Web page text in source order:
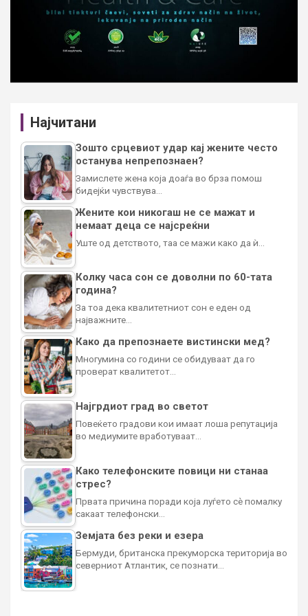
Најчитани
Зошто срцевиот удар кај жените често
останува непрепознаен?
Замислете жена која доаѓа во брза помош
бидејќи чувствува…
Жените кои никогаш не се мажат и
немаат деца се најсреќни
Уште од детството, таа се мажи како да ѝ…
Колку часа сон се доволни по 60-тата
година?
За тоа дека квалитетниот сон е еден од
најважните…
Како да препознаете вистински мед?
Многумина со години се обидуваат да го
проверат квалитетот…
Најгрдиот град во светот
Повеќето градови кои имаат лоша репутација
во медиумите вработуваат…
Како телефонските повици ни станаа
стрес?
Првата причина поради која луѓето сè помалку
сакаат телефонски…
Земјата без реки и езера
Бермуди, британска прекуморска територија во
северниот Атлантик, се познати…